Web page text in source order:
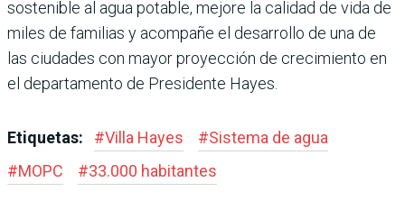
sostenible al agua potable, mejore la calidad de vida de
miles de familias y acompañe el desarrollo de una de
las ciudades con mayor proyección de crecimiento en
el departamento de Presidente Hayes.
Etiquetas: #Villa Hayes #Sistema de agua
#MOPC #33.000 habitantes